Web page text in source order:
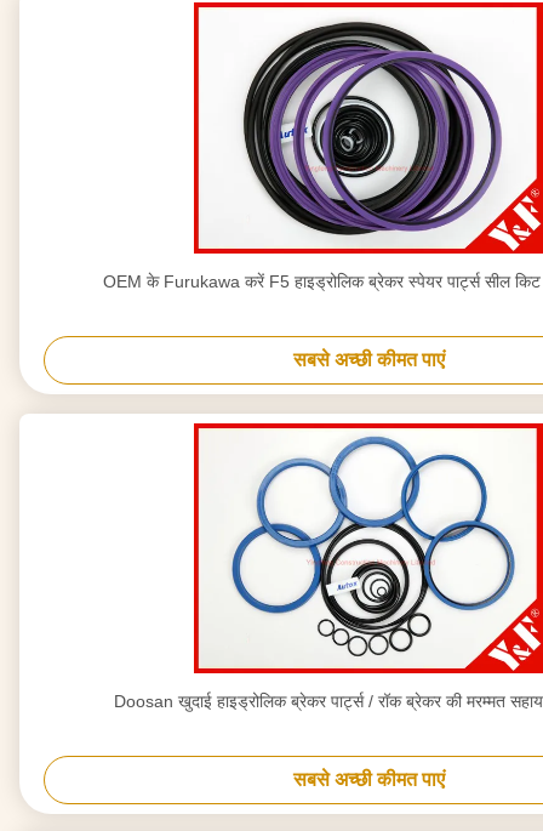
OEM के Furukawa करें F5 हाइड्रोलिक ब्रेकर स्पेयर पार्ट्स सील किट
सबसे अच्छी कीमत पाएं
Doosan खुदाई हाइड्रोलिक ब्रेकर पार्ट्स / रॉक ब्रेकर की मरम्मत
सबसे अच्छी कीमत पाएं